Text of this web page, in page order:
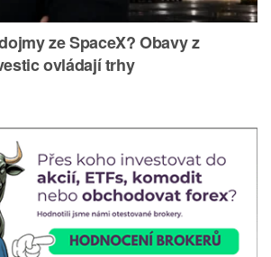
ze SpaceX? Obavy z
ovládají trhy